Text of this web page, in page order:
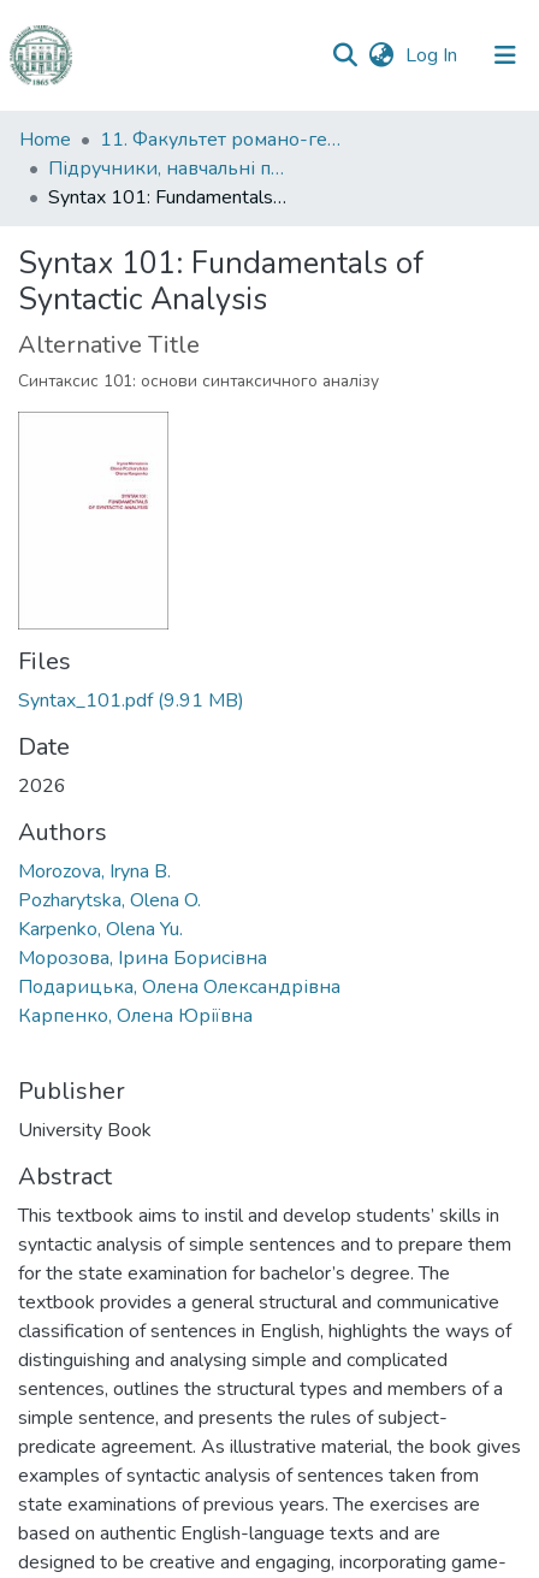
Log In (current)
Communities
&
Collections
Statistics
Home
11. Факультет романо-германської філології
Підручники, навчальні посібники та інші науково- та навчально-методичні праці РГФ
Syntax 101: Fundamentals of Syntactic Analysis
Syntax 101: Fundamentals of
Syntactic Analysis
Alternative Title
Синтаксис 101: основи синтаксичного аналізу
Files
Syntax_101.pdf(9.91 MB)
Date
2026
Authors
Morozova, Iryna B.
Pozharytska, Olena O.
Karpenko, Olena Yu.
Морозова, Ірина Борисівна
Подарицька, Олена Олександрівна
Карпенко, Олена Юріївна
Publisher
University Book
Abstract
This textbook aims to instil and develop students’ skills in
syntactic analysis of simple sentences and to prepare them
for the state examination for bachelor’s degree. The
textbook provides a general structural and communicative
classification of sentences in English, highlights the ways of
distinguishing and analysing simple and complicated
sentences, outlines the structural types and members of a
simple sentence, and presents the rules of subject-
predicate agreement. As illustrative material, the book gives
examples of syntactic analysis of sentences taken from
state examinations of previous years. The exercises are
based on authentic English-language texts and are
designed to be creative and engaging, incorporating game-